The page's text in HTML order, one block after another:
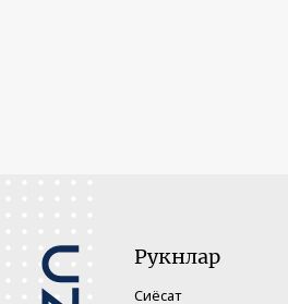
Рукнлар
Сиёсат